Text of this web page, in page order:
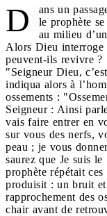
D
ans un
le prophète
au milieu
Alors Dieu interroge
peuvent-ils revivre
"Seigneur Dieu,
indiqua alors à
ossements :
Seigneur : Ainsi
vais faire entrer en
sur vous des nerfs,
peau ; je vous
saurez que Je suis
prophète répétait
produisit : un bruit et
rapprochement des
chair avant de